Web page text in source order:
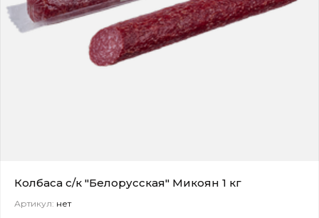
Колбаса с/к "Белорусская" Микоян 1 кг
Артикул: нет